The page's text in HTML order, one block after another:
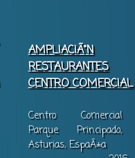
AMPLIACIÃ“N
RESTAURANTES
CENTRO COMERCIAL
Centro Comercial
Parque Principado,
Asturias, EspaÃ±a